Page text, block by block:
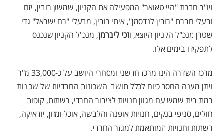
ויו"ר חברת "היי טאואר" המפעילה את הקניון, שמשון רובין, יזם
ובעלי חברת "רובין לנדסמן", איתי רובין, מבעלי "רם ישראל" גדי
שטרן מנכ"ל הקניון היוצא, וזכי ליברמן, מנכ"ל הקניון שנכנס
לתפקידו בימים אלו.
מרכז השדרה הינו מרכז חדשני ומסחרי היושב על כ-33,000 מ"ר
ויתן מענה החסר כיום לכלל תושבי השכונות החרדיות של שכונות
רמת בית שמש עם מגוון חנויות לציבור החרדי, רשתות, קופות
חולים, סניפי בנקים, חנויות אופנה והלבשה, אוכל ומזון, יודאיקה,
רשתות וחנויות המותאמת למגזר החרדי.